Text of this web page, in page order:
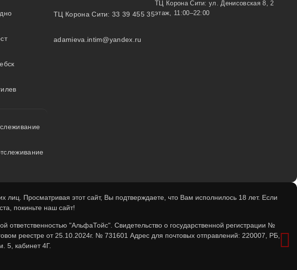
ТЦ Корона Сити: 33 39 455 35
adamieva.intim@yandex.ru
ТЦ Корона Сити: ул. Денисовская 8, 2
этаж, 11:00–22:00
Просматривая этот сайт, Вы подтверждаете, что Вам исполнилось 18 лет. Если
покиньте наш сайт!
"АльфаТойс". Свидетельство о государственной регистрации №
реестре от 25.10.2024г. № 731601 Адрес для почтовых отправлений: 220007, РБ,
5, кабинет 4Г.